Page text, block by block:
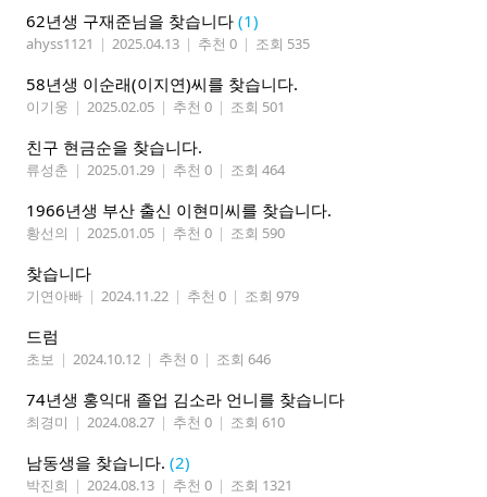
62년생 구재준님을 찾습니다 (1)
ahyss1121 | 2025.04.13 | 추천 0 | 조회 535
58년생 이순래(이지연)씨를 찾습니다.
이기웅 | 2025.02.05 | 추천 0 | 조회 501
친구 현금순을 찾습니다.
류성춘 | 2025.01.29 | 추천 0 | 조회 464
1966년생 부산 출신 이현미씨를 찾습니다.
황선의 | 2025.01.05 | 추천 0 | 조회 590
찾습니다
기연아빠 | 2024.11.22 | 추천 0 | 조회 979
드럼
초보 | 2024.10.12 | 추천 0 | 조회 646
74년생 홍익대 졸업 김소라 언니를 찾습니다
최경미 | 2024.08.27 | 추천 0 | 조회 610
남동생을 찾습니다. (2)
박진희 | 2024.08.13 | 추천 0 | 조회 1321